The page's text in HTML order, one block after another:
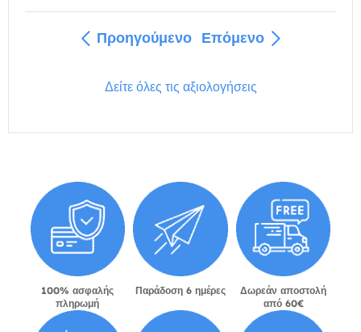
Προηγούμενο Επόμενο
Δείτε όλες τις αξιολογήσεις
100% ασφαλής
πληρωμή
Παράδοση 6 ημέρες
Δωρεάν αποστολή
από 60€